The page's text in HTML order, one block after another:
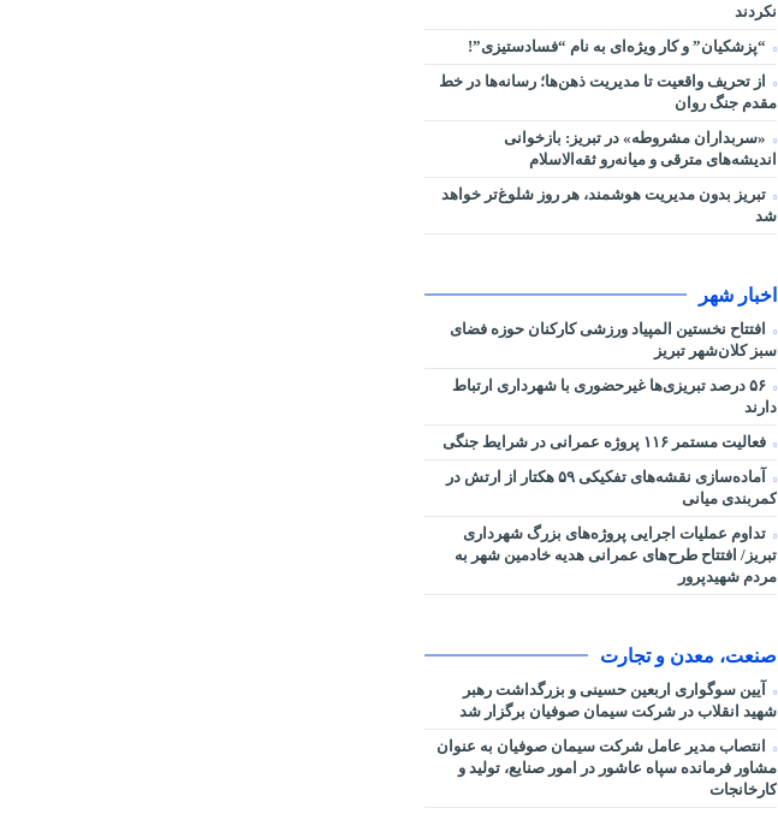
نکردند
“پزشکیان” و کار ویژه‌ای به نام “فسادستیزی”!
از تحریف واقعیت تا مدیریت ذهن‌ها؛ رسانه‌ها در خط
مقدم جنگ روان
«سربداران مشروطه» در تبریز: بازخوانی
اندیشه‌های مترقی و میانه‌رو ثقه‌الاسلام
تبریز بدون مدیریت هوشمند، هر روز شلوغ‌تر خواهد
شد
اخبار شهر
افتتاح نخستین المپیاد ورزشی کارکنان حوزه فضای
سبز کلان‌شهر تبریز
۵۶ درصد تبریزی‌ها غیرحضوری با شهرداری ارتباط
دارند
فعالیت مستمر ۱۱۶ پروژه عمرانی در شرایط جنگی
آماده‌سازی نقشه‌های تفکیکی ۵۹ هکتار از ارتش در
کمربندی میانی
تداوم عملیات اجرایی پروژه‌های بزرگ شهرداری
تبریز/ افتتاح طرح‌های عمرانی هدیه خادمین شهر به
مردم شهیدپرور
صنعت، معدن و تجارت
آیین سوگواری اربعین حسینی و بزرگداشت رهبر
شهید انقلاب در شرکت سیمان صوفیان برگزار شد
انتصاب مدیر عامل شرکت سیمان صوفیان به عنوان
مشاور فرمانده سپاه عاشور در امور صنایع، تولید و
کارخانجات